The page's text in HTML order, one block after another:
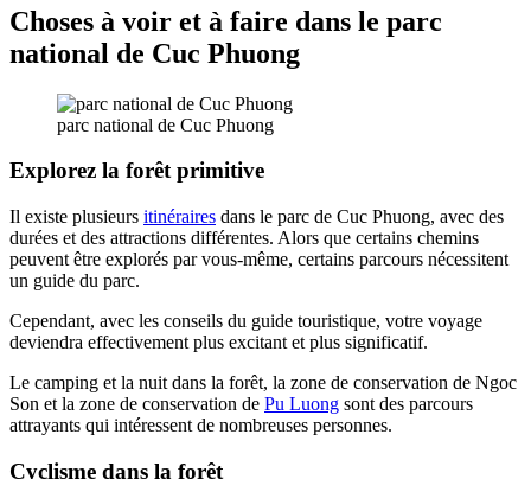
Choses à voir et à faire dans le parc
national de Cuc Phuong
parc national de Cuc Phuong
Explorez la forêt primitive
Il existe plusieurs itinéraires dans le parc de Cuc Phuong, avec des
durées et des attractions différentes. Alors que certains chemins
peuvent être explorés par vous-même, certains parcours nécessitent
un guide du parc.
Cependant, avec les conseils du guide touristique, votre voyage
deviendra effectivement plus excitant et plus significatif.
Le camping et la nuit dans la forêt, la zone de conservation de Ngoc
Son et la zone de conservation de Pu Luong sont des parcours
attrayants qui intéressent de nombreuses personnes.
Cyclisme dans la forêt